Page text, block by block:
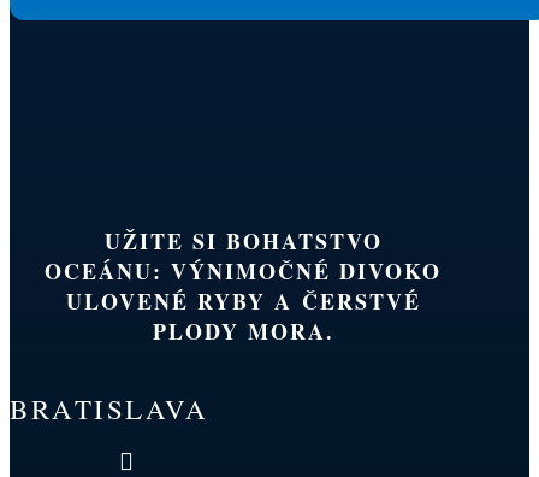
UŽITE SI BOHATSTVO
OCEÁNU: VÝNIMOČNÉ DIVOKO
ULOVENÉ RYBY A ČERSTVÉ
PLODY MORA.
BRATISLAVA
